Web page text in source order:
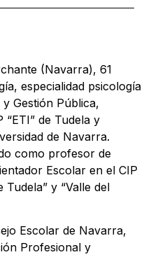
(Navarra), 61
especialidad psicología
Gestión Pública,
de Tudela y
de Navarra.
como profesor de
Escolar en el CIP
Tudela” y “Valle del
Escolar de Navarra,
Profesional y